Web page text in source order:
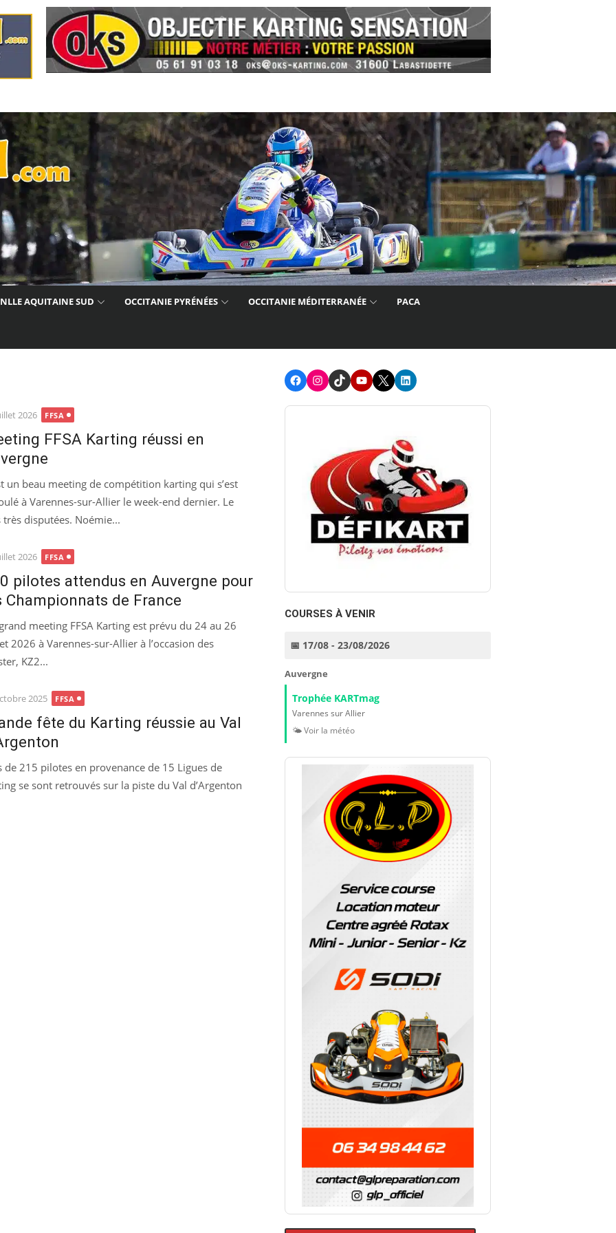
NLLE AQUITAINE SUD OCCITANIE PYRÉNÉES OCCITANIE MÉDITERRANÉE PACA
2026 FFSA
FFSA Karting réussi en
un beau meeting de compétition karting qui s’est
à Varennes-sur-Allier le week-end dernier. Le
disputées. Noémie...
2026 FFSA
pilotes attendus en Auvergne pour
Championnats de France
meeting FFSA Karting est prévu du 24 au 26
2026 à Varennes-sur-Allier à l’occasion des
KZ2...
2025 FFSA
fête du Karting réussie au Val
de 215 pilotes en provenance de 15 Ligues de
se sont retrouvés sur la piste du Val d’Argenton
FacebookInstagram
TikTokYoutube
X LinkedIn
COURSES À VENIR
📅 17/08 - 23/08/2026
Auvergne
Trophée KARTmag
Varennes sur Allier
🌤️ Voir la météo